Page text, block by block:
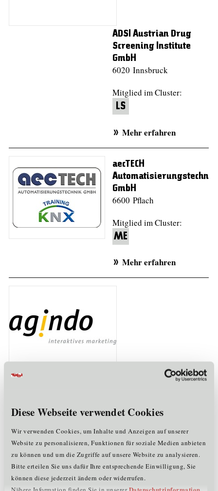
Diese Webseite verwendet Cookies
Wir verwenden Cookies, um Inhalte und Anzeigen auf unserer
Website zu personalisieren, Funktionen für soziale Medien anbieten
zu können und um die Zugriffe auf unsere Website zu analysieren.
Bitte erteilen Sie uns dafür Ihre entsprechende Einwilligung, Sie
können diese jederzeit ändern oder widerrufen.
Datenschutzinformation
ADSI Austrian Drug
Screening Institute
GmbH
6020 Innsbruck
Mitglied im Cluster:
LS
Mehr erfahren
aecTECH
Automatisierungstechnik
GmbH
6600 Pflach
Mitglied im Cluster:
ME
Mehr erfahren
agindo interaktives
6020 Innsbruck
Mitglied im Cluster:
IT + KT
Mehr erfahren